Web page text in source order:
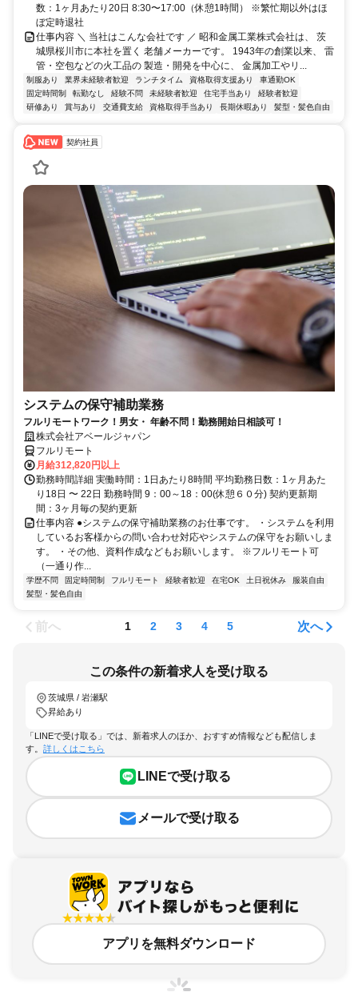
数：1ヶ月あたり20日 8:30〜17:00（休憩1時間） ※繁忙期以外はほ
ぼ定時退社
仕事内容 ＼ 当社はこんな会社です ／ 昭和金属工業株式会社は、 茨
城県桜川市に本社を置く 老舗メーカーです。 1943年の創業以来、 雷
管・空包などの火工品の 製造・開発を中心に、 金属加工やリ...
制服あり 業界未経験者歓迎 ランチタイム 資格取得支援あり
車通勤OK
固定時間制
転勤なし 経験不問 未経験者歓迎 住宅手当あり
経験者歓迎
研修あり
賞与あり 交通費支給 資格取得手当あり 長期休暇あり 髪型・髪色自由
契約社員
システムの保守補助業務
フルリモートワーク！男女・ 年齢不問！勤務開始日相談可！
株式会社アベールジャパン
フルリモート
月給312,820円以上
勤務時間詳細 実働時間：1日あたり8時間 平均勤務日数：1ヶ月あた
り18日 〜 22日 勤務時間 9：00～18：00(休憩６０分) 契約更新期
間：3ヶ月毎の契約更新
仕事内容 ●システムの保守補助業務のお仕事です。 ・システムを利用
しているお客様からの問い合わせ対応やシステムの保守をお願いしま
す。 ・その他、資料作成などもお願いします。 ※フルリモート可
（一通り作...
学歴不問 固定時間制 フルリモート 経験者歓迎 在宅OK 土日祝休み
服装自由
髪型・髪色自由
前へ 1 2 3 4 5 次へ
この条件の新着求人を受け取る
茨城県 / 岩瀬駅
昇給あり
「LINEで受け取る」では、新着求人のほか、おすすめ情報なども配信しま
す。 詳しくはこちら
LINEで受け取る
メールで受け取る
アプリを無料ダウンロード